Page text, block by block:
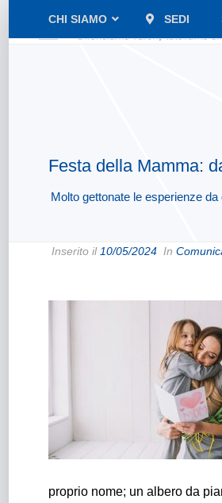
CHI SIAMO SEDI
Festa della Mamma:
Molto gettonate le esperienze da
Inserito il 10/05/2024 In
proprio nome; un albero da